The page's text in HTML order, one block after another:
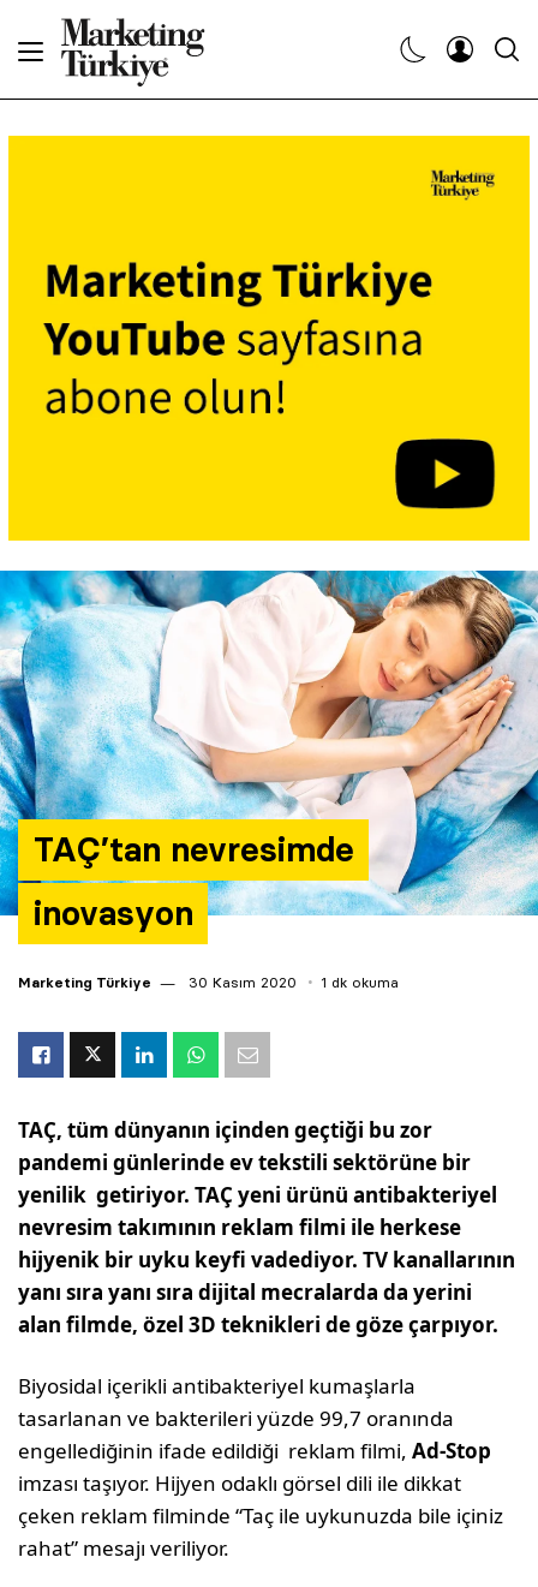
TAÇ’tan nevresimde
inovasyon
Marketing Türkiye 30 Kasım 2020 1 dk okuma
TAÇ, tüm dünyanın içinden geçtiği bu zor
pandemi günlerinde ev tekstili sektörüne bir
yenilik getiriyor. TAÇ yeni ürünü antibakteriyel
nevresim takımının reklam filmi ile herkese
hijyenik bir uyku keyfi vadediyor. TV kanallarının
yanı sıra yanı sıra dijital mecralarda da yerini
alan filmde, özel 3D teknikleri de göze çarpıyor.
Biyosidal içerikli antibakteriyel kumaşlarla
tasarlanan ve bakterileri yüzde 99,7 oranında
engellediğinin ifade edildiği reklam filmi,Ad-Stop
imzası taşıyor. Hijyen odaklı görsel dili ile dikkat
çeken reklam filminde “Taç ile uykunuzda bile içiniz
rahat” mesajı veriliyor.
Dergiler
Etkinlikler
Araştırma